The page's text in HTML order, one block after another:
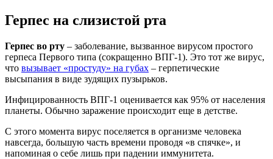
Герпес на слизистой рта
Герпес во рту – заболевание, вызванное вирусом простого
герпеса Первого типа (сокращенно ВПГ-1). Это тот же вирус,
что вызывает «простуду» на губах – герпетические
высыпания в виде зудящих пузырьков.
Инфицированность ВПГ-1 оценивается как 95% от населения
планеты. Обычно заражение происходит еще в детстве.
С этого момента вирус поселяется в организме человека
навсегда, большую часть времени проводя «в спячке», и
напоминая о себе лишь при падении иммунитета.